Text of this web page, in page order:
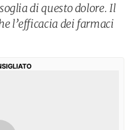
di questo dolore. Il
l’efficacia dei farmaci